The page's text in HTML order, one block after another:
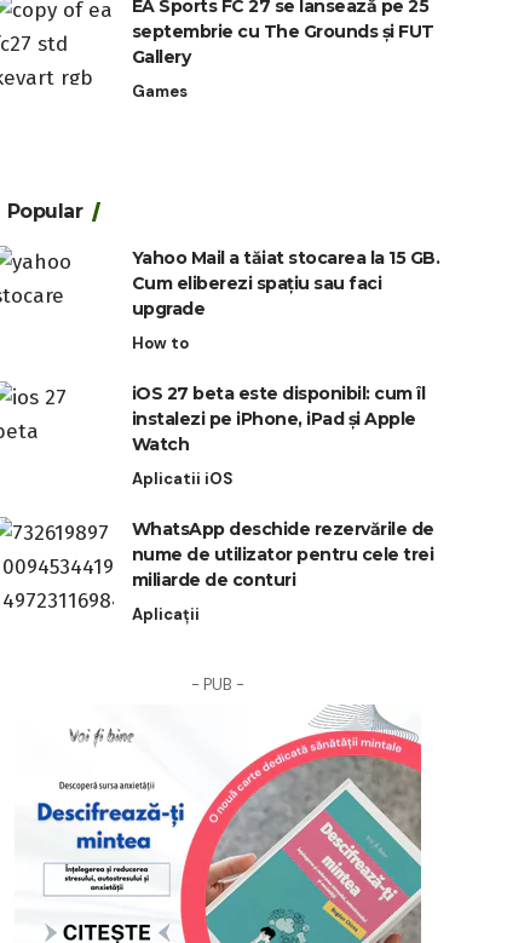
EA Sports FC 27 se lansează pe 25
septembrie cu The Grounds și FUT
Gallery
Games
Popular
Yahoo Mail a tăiat stocarea la 15 GB.
Cum eliberezi spațiu sau faci
upgrade
How to
iOS 27 beta este disponibil: cum îl
instalezi pe iPhone, iPad și Apple
Watch
Aplicatii iOS
WhatsApp deschide rezervările de
nume de utilizator pentru cele trei
miliarde de conturi
Aplicații
- PUB -